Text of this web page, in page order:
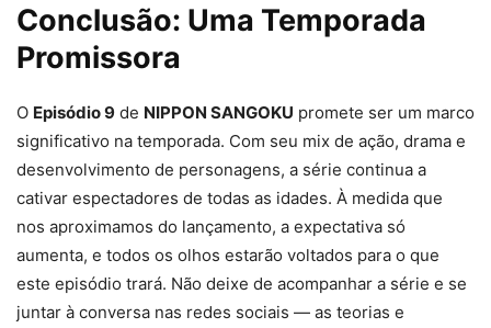
Conclusão: Uma Temporada
Promissora
O Episódio 9 de NIPPON SANGOKU promete ser um marco
significativo na temporada. Com seu mix de ação, drama e
desenvolvimento de personagens, a série continua a
cativar espectadores de todas as idades. À medida que
nos aproximamos do lançamento, a expectativa só
aumenta, e todos os olhos estarão voltados para o que
este episódio trará. Não deixe de acompanhar a série e se
juntar à conversa nas redes sociais — as teorias e